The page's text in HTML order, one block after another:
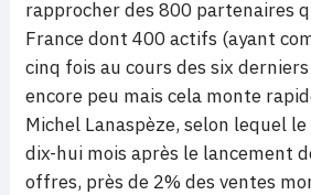
rapprocher des 800 partenaires
France dont 400 actifs (ayant
cinq fois au cours des six derniers
encore peu mais cela monte
Michel Lanaspèze, selon lequel
dix-hui mois après le lancement
offres, près de 2% des ventes